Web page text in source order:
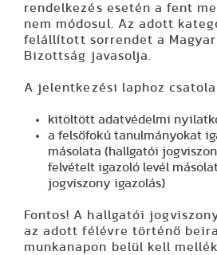
rendelkezés esetén a fent
nem módosul. Az adott
felállított sorrendet a
Bizottság javasolja.
A jelentkezési laphoz
kitöltött adatvédelmi
a felsőfokú tanulmányokat
másolata (hallgatói
felvételt igazoló levél
jogviszony igazolás)
Fontos! A hallgatói
az adott félévre történő
munkanapon belül kell